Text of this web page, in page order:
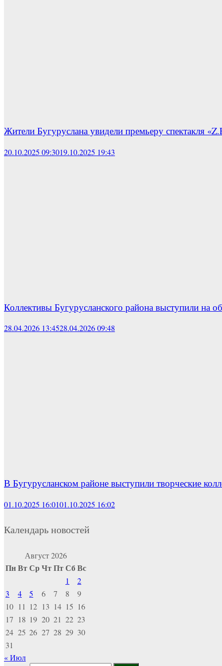
Жители Бугуруслана увидели премьеру спектакля
20.10.2025 09:3019.10.2025 19:43
Коллективы Бугурусланского района выступили на
28.04.2026 13:4528.04.2026 09:48
В Бугурусланском районе выступили творческие
01.10.2025 16:0101.10.2025 16:02
Календарь новостей
Август 2026
ПнВтСрЧтПтСбВс
1
2
3
4 5 6 7 8
9
10 11 12 13 14 15 16
17 18 19 20 21 22 23
24 25 26 27 28 29 30
31
« Июл